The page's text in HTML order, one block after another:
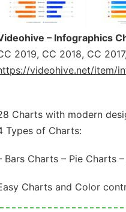
– Infographics
2019, CC 2018, CC
videohive.net/item/
Charts with modern
Types of Charts:
Bars Charts – Pie Charts
Charts and Color